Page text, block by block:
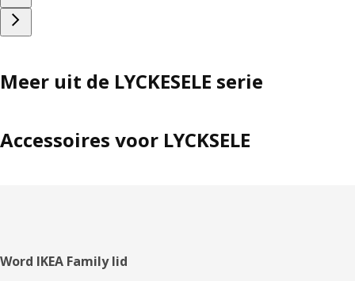
Meer uit de LYCKESELE serie
Accessoires voor LYCKSELE
Voettekst
Word IKEA Family lid